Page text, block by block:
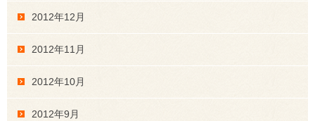
2012年12月
2012年11月
2012年10月
2012年9月